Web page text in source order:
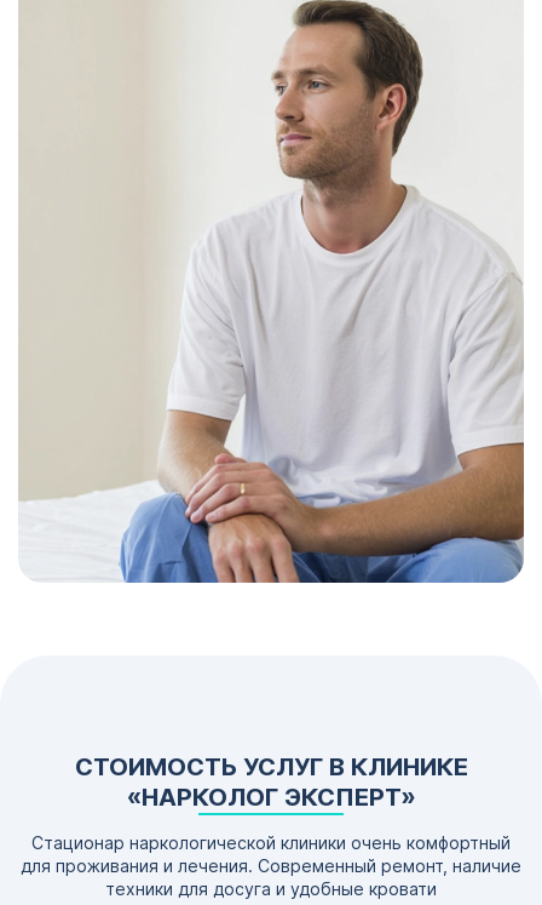
СТОИМОСТЬ УСЛУГ В КЛИНИКЕ
«НАРКОЛОГ ЭКСПЕРТ»
Стационар наркологической клиники очень комфортный
для проживания и лечения. Современный ремонт, наличие
техники для досуга и удобные кровати